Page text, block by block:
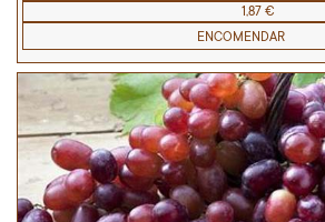
1,87 €
ENCOMENDAR